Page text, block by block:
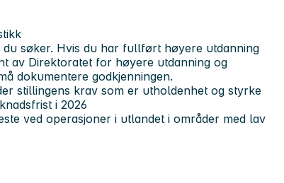
du søker. Hvis du har fullført høyere utdanning
av Direktoratet for høyere utdanning og
dokumentere godkjenningen.
stillingens krav som er utholdenhet og styrke
i 2026
ved operasjoner i utlandet i områder med lav